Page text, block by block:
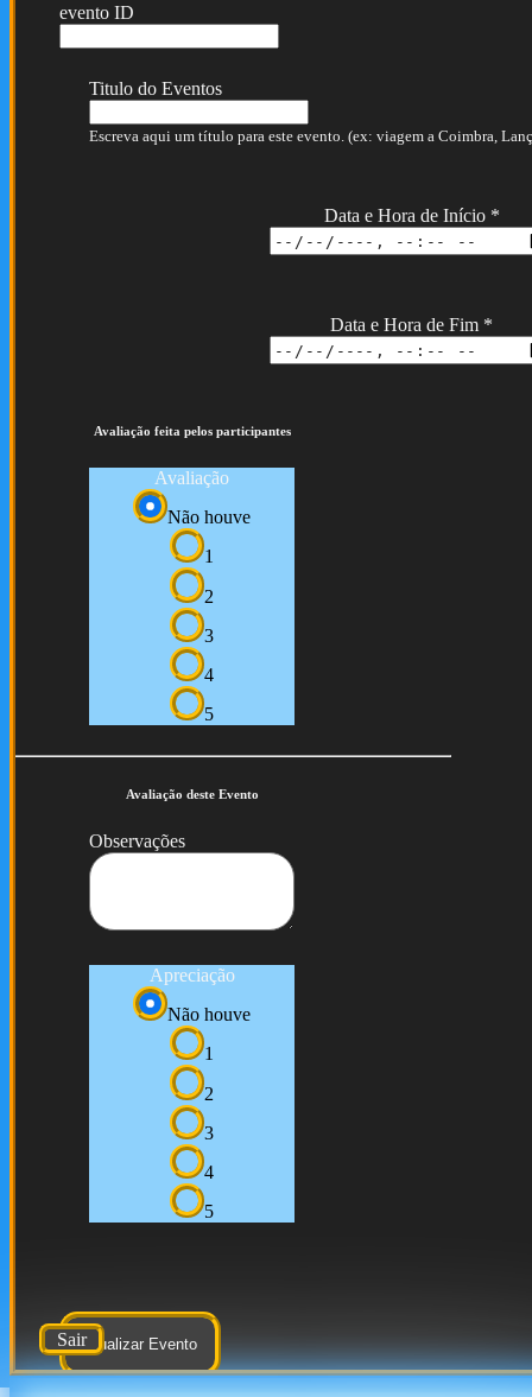
evento ID
Titulo do Eventos
Escreva aqui um título para este evento. (ex: viagem a Coimbra,
Data e Hora de Início *
Data e Hora de Fim *
Avaliação feita pelos participantes
Avaliação
Não houve
1
2
3
4
5
Avaliação deste Evento
Observações
Apreciação
Não houve
1
2
3
4
5
Atualizar Evento
Sair